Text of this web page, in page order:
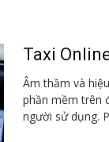
Taxi
Âm thầm và
phần mềm trên
người sử dụng.